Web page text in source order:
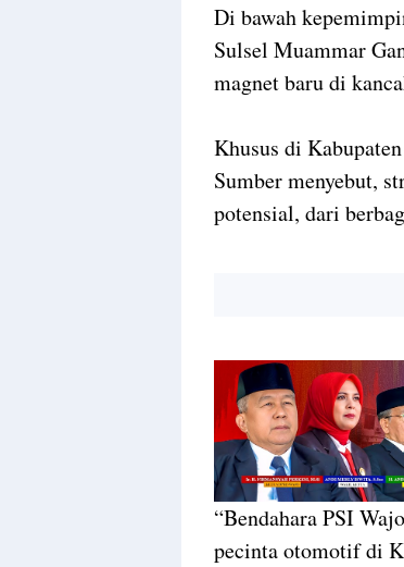
Di bawah
Sulsel Muammar
magnet baru di
Khusus di
Sumber menyebut,
potensial, dari
“Bendahara PSI
pecinta otomotif di